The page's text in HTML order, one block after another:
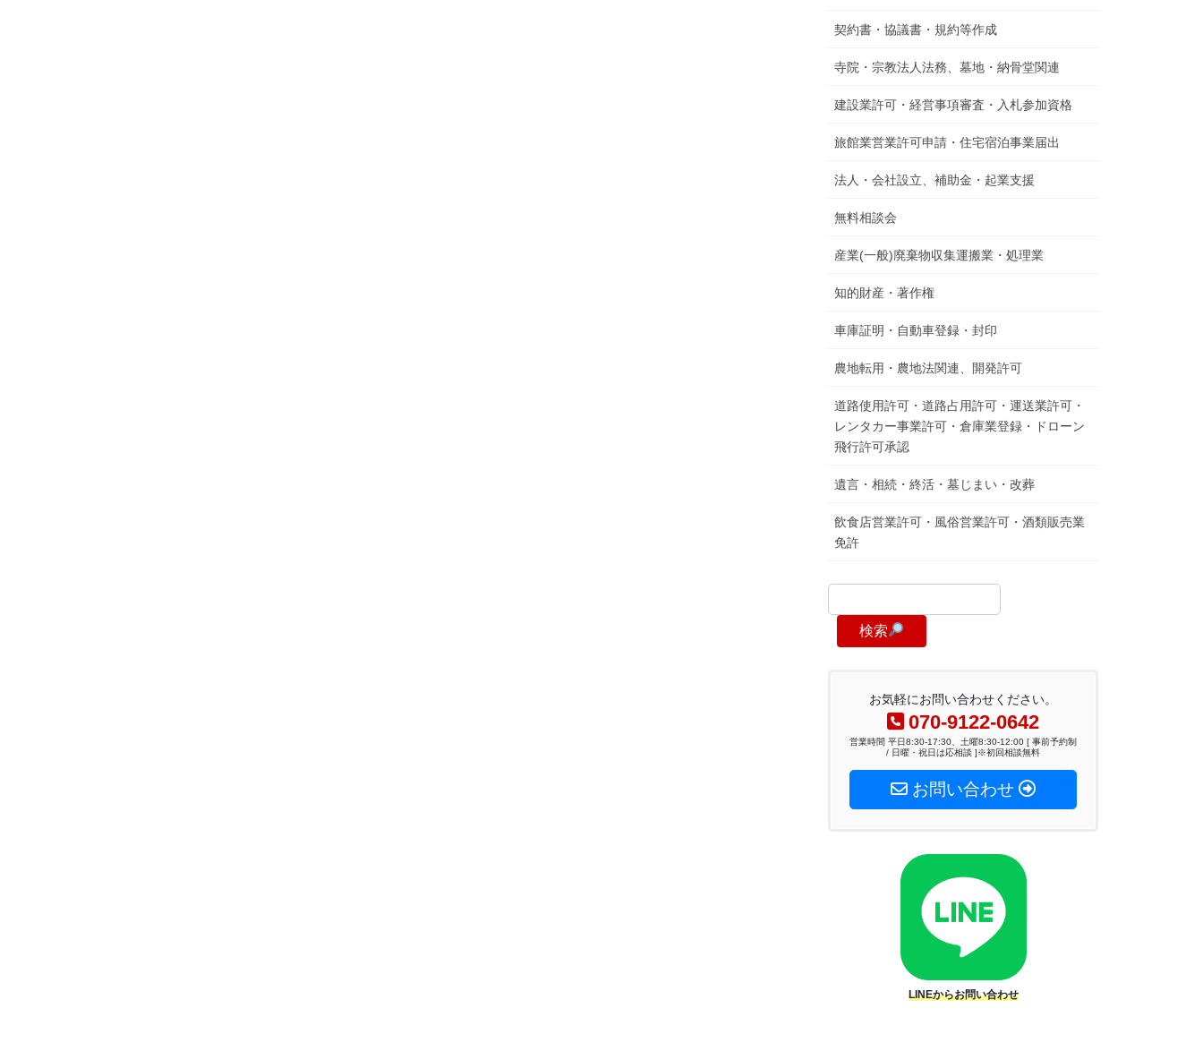
契約書・協議書・規約等作成
寺院・宗教法人法務、墓地・納骨堂関連
建設業許可・経営事項審査・入札参加資格
旅館業営業許可申請・住宅宿泊事業届出
法人・会社設立、補助金・起業支援
無料相談会
産業(一般)廃棄物収集運搬業・処理業
知的財産・著作権
車庫証明・自動車登録・封印
農地転用・農地法関連、開発許可
道路使用許可・道路占用許可・運送業許可・
レンタカー事業許可・倉庫業登録・ドローン
飛行許可承認
遺言・相続・終活・墓じまい・改葬
飲食店営業許可・風俗営業許可・酒類販売業
免許
検索
お気軽にお問い合わせください。
070-9122-0642
営業時間 平日8:30-17:30、土曜8:30-12:00 [ 事前予約制
/ 日曜・祝日は応相談 ]※初回相談無料
お問い合わせ
LINEからお問い合わせ